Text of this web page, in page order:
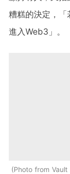
糟糕的決定，
進入Web3」。
Photo from